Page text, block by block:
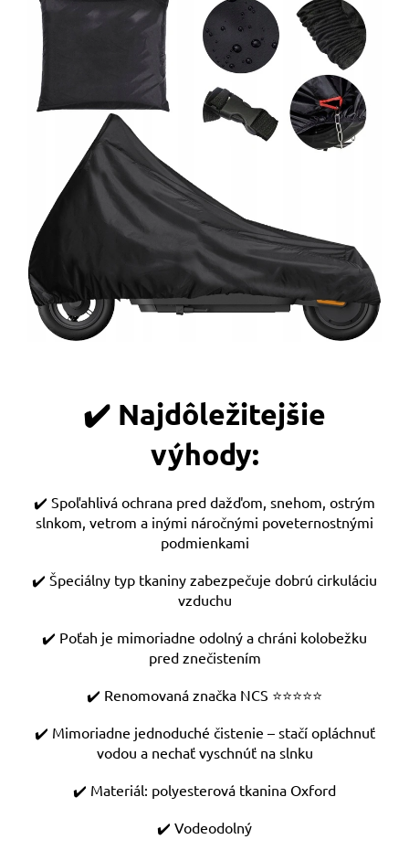
✔️ Najdôležitejšie
výhody:
✔️ Spoľahlivá ochrana pred dažďom, snehom, ostrým
slnkom, vetrom a inými náročnými poveternostnými
podmienkami
✔️ Špeciálny typ tkaniny zabezpečuje dobrú cirkuláciu
vzduchu
✔️ Poťah je mimoriadne odolný a chráni kolobežku
pred znečistením
✔️ Renomovaná značka NCS ⭐️⭐️⭐️⭐️⭐️
✔️ Mimoriadne jednoduché čistenie – stačí opláchnuť
vodou a nechať vyschnúť na slnku
✔️ Materiál: polyesterová tkanina Oxford
✔️ Vodeodolný